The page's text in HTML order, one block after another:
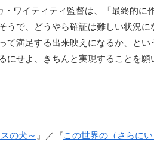
ワイティティ監督は、「最終的に
うで、どうやら確証は難しい状況に
満足する出来映えになるか、と
にせよ、きちんと実現することを
の犬～ 』／『この世界の（さらに